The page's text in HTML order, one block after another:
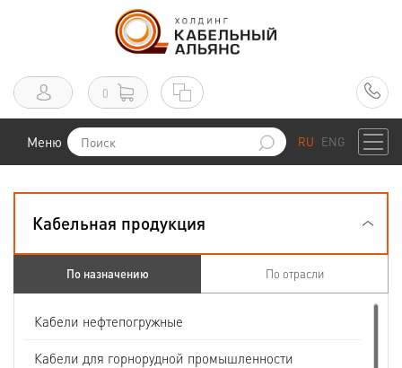
0
Меню RU ENG
Кабельная продукция
По назначению По отрасли
Кабели нефтепогружные
Кабели для горнорудной промышленности